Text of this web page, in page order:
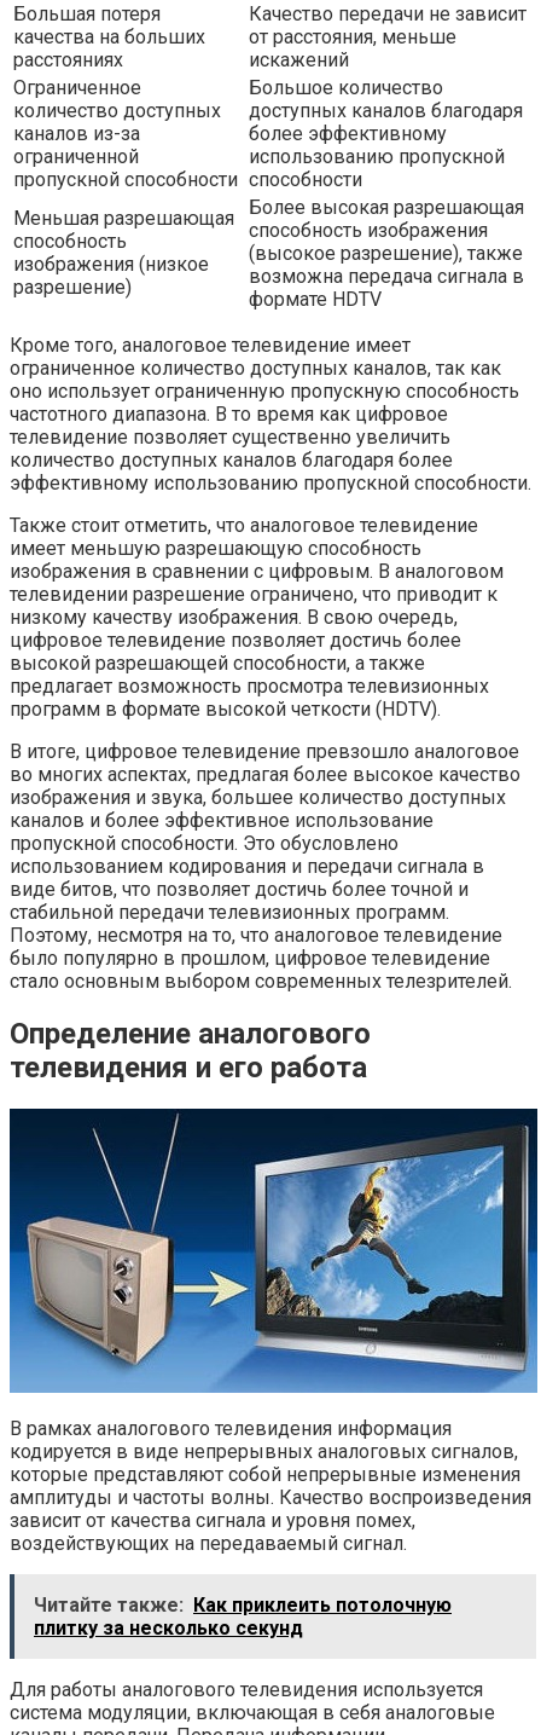
Большая потеря
качества на больших
расстояниях
Качество передачи не зависит
от расстояния, меньше
искажений
Ограниченное
количество доступных
каналов из-за
ограниченной
пропускной способности
Большое количество
доступных каналов благодаря
более эффективному
использованию пропускной
способности
Меньшая разрешающая
способность
изображения (низкое
разрешение)
Более высокая разрешающая
способность изображения
(высокое разрешение), также
возможна передача сигнала в
формате HDTV
Кроме того, аналоговое телевидение имеет
ограниченное количество доступных каналов, так как
оно использует ограниченную пропускную способность
частотного диапазона. В то время как цифровое
телевидение позволяет существенно увеличить
количество доступных каналов благодаря более
эффективному использованию пропускной способности.
Также стоит отметить, что аналоговое телевидение
имеет меньшую разрешающую способность
изображения в сравнении с цифровым. В аналоговом
телевидении разрешение ограничено, что приводит к
низкому качеству изображения. В свою очередь,
цифровое телевидение позволяет достичь более
высокой разрешающей способности, а также
предлагает возможность просмотра телевизионных
программ в формате высокой четкости (HDTV).
В итоге, цифровое телевидение превзошло аналоговое
во многих аспектах, предлагая более высокое качество
изображения и звука, большее количество доступных
каналов и более эффективное использование
пропускной способности. Это обусловлено
использованием кодирования и передачи сигнала в
виде битов, что позволяет достичь более точной и
стабильной передачи телевизионных программ.
Поэтому, несмотря на то, что аналоговое телевидение
было популярно в прошлом, цифровое телевидение
стало основным выбором современных телезрителей.
Определение аналогового
телевидения и его работа
В рамках аналогового телевидения информация
кодируется в виде непрерывных аналоговых сигналов,
которые представляют собой непрерывные изменения
амплитуды и частоты волны. Качество воспроизведения
зависит от качества сигнала и уровня помех,
воздействующих на передаваемый сигнал.
Читайте также: Как приклеить потолочную
плитку за несколько секунд
Для работы аналогового телевидения используется
система модуляции, включающая в себя аналоговые